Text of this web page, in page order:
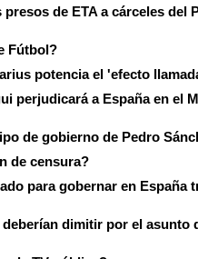
de ETA a cárceles del
Fútbol?
potencia el 'efecto
perjudicará a España en el
de gobierno de Pedro
de censura?
para gobernar en España
dimitir por el asunto